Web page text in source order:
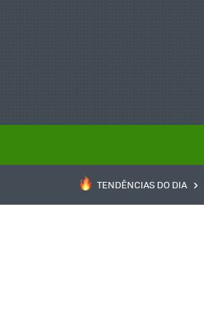
TENDÊNCIAS DO DIA